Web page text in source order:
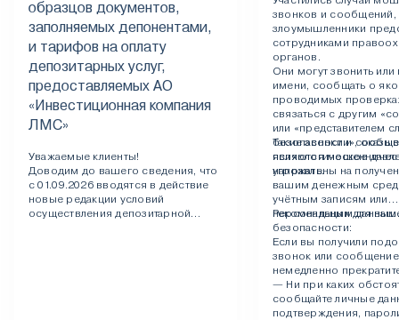
образцов документов,
заполняемых депонентами,
и тарифов на оплату
депозитарных услуг,
предоставляемых АО
«Инвестиционная компания
ЛМС»
Уважаемые клиенты!
Доводим до вашего сведения, что
с 01.09.2026 вводятся в действие
новые редакции условий
осуществления депозитарной
звонков и сообщений,
злоумышленники
сотрудниками
органов.
Они могут звонить или
имени, сообщать о
проводимых
связаться с другим
или «представителем
безопасности»,
психологическое
угрожать.
Такие звонки и
являются
направлены на
вашим денежным
учётным записям или
персональным данным.
Рекомендации для
безопасности:
Если вы получили
звонок или
немедленно
— Ни при каких
сообщайте личные
подтверждения,